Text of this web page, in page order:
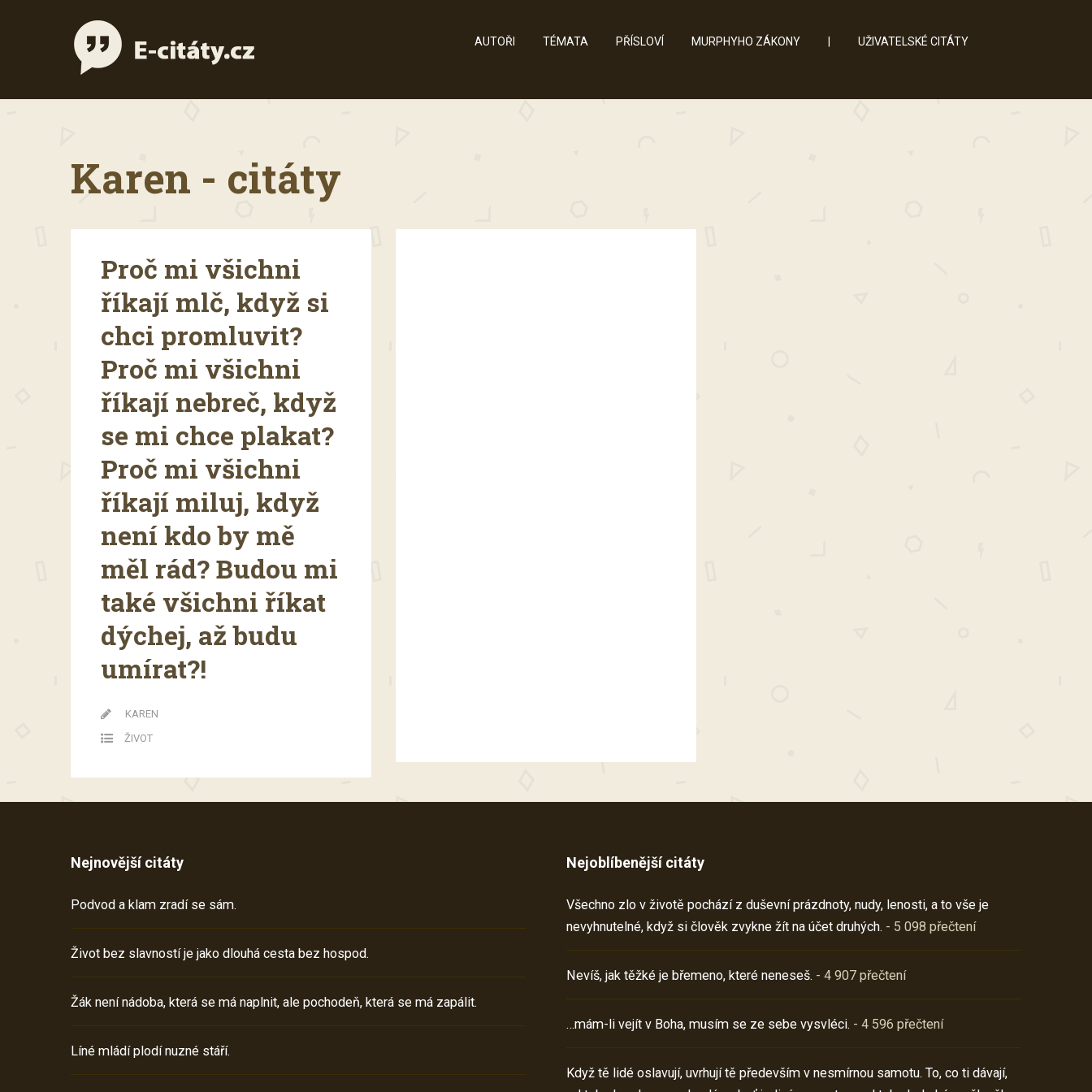
AUTOŘI TÉMATA PŘÍSLOVÍ MURPHYHO ZÁKONY UŽIVATELSKÉ CITÁTY
Karen - citáty
Proč mi všichni
říkají mlč, když si
chci promluvit?
Proč mi všichni
říkají nebreč, když
se mi chce plakat?
Proč mi všichni
říkají miluj, když
není kdo by mě
měl rád? Budou mi
také všichni říkat
dýchej, až budu
umírat?!
KAREN
ŽIVOT
Nejnovější citáty
Podvod a klam zradí se sám.
Život bez slavností je jako dlouhá cesta bez hospod.
Žák není nádoba, která se má naplnit, ale pochodeň, která se má zapálit.
Líné mládí plodí nuzné stáří.
Nejoblíbenější citáty
Všechno zlo v životě pochází z duševní prázdnoty, nudy, lenosti, a to vše je
nevyhnutelné, když si člověk zvykne žít na účet druhých. - 5 098 přečtení
Nevíš, jak těžké je břemeno, které neneseš. - 4 907 přečtení
…mám-li vejít v Boha, musím se ze sebe vysvléci. - 4 596 přečtení
Když tě lidé oslavují, uvrhují tě především v nesmírnou samotu. To, co ti dávají,